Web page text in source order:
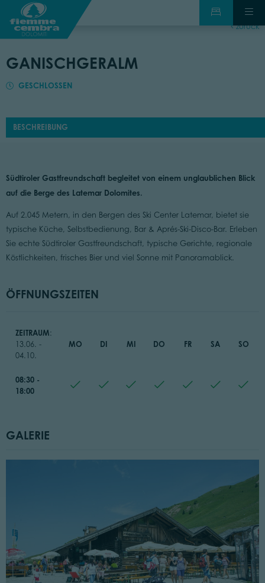
zurück
GANISCHGERALM
GESCHLOSSEN
BESCHREIBUNG
Südtiroler Gastfreundschaft begleitet von einem unglaublichen Blick
auf die Berge des Latemar Dolomites.
Auf 2.045 Metern, in den Bergen des Ski Center Latemar, bietet sie
typische Küche, Selbstbedienung, Bar & Aprés-Ski-Disco-Bar. Erleben
Sie echte Südtiroler Gastfreundschaft, typische Gerichte, regionale
Köstlichkeiten, frisches Bier und viel Sonne mit Panoramablick.
ÖFFNUNGSZEITEN
ZEITRAUM:
13.06. -
04.10.
MO DI MI DO FR SA SO
08:30 -
18:00
GALERIE